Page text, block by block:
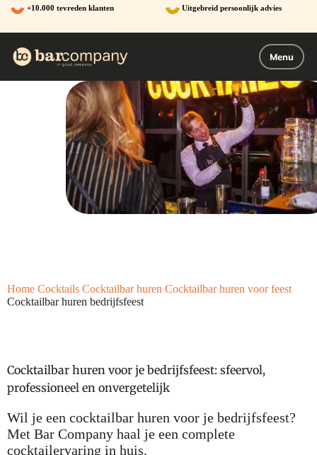
Ga
naar
de
Menu
+10.000 tevreden klanten Uitgebreid persoonlijk advies
Home Cocktails Cocktailbar huren Cocktailbar huren voor feest
Cocktailbar huren bedrijfsfeest
Cocktailbar huren voor je bedrijfsfeest: sfeervol,
professioneel en onvergetelijk
Wil je een cocktailbar huren voor je bedrijfsfeest?
Met Bar Company haal je een complete
cocktailervaring in huis.